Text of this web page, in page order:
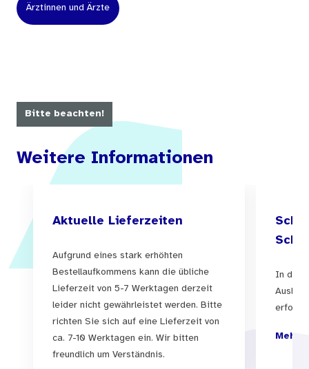
Ärztinnen und Ärzte
Bitte beachten!
Weitere Informationen
Aktuelle Lieferzeiten
Aufgrund eines stark erhöhten
Bestellaufkommens kann die übliche
Lieferzeit von 5-7 Werktagen derzeit
leider nicht gewährleistet werden. Bitte
richten Sie sich auf eine Lieferzeit von
ca. 7-10 Werktagen ein. Wir bitten
freundlich um Verständnis.
In der
Mehr